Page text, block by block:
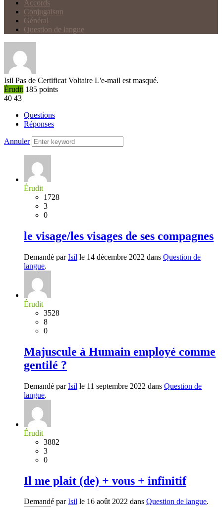
Accords
Conjugaison
Général
Question de langue
Isil Pas de Certificat Voltaire L'e-mail est masqué.
Érudit 185 points
40 43
Questions
Réponses
Annuler
Érudit
1728
3
0
le visage/les visages de ses compagnes
Demandé parIsil le 14 décembre 2022 dans Question de
langue.
Érudit
3528
8
0
Majuscule à Humain employé comme
gentilé ?
Demandé parIsil le 11 septembre 2022 dans Question de
langue.
Érudit
3882
3
0
Il me plait (de) + vous + infinitif
Demandé parIsil le 16 août 2022 dans Question de langue.